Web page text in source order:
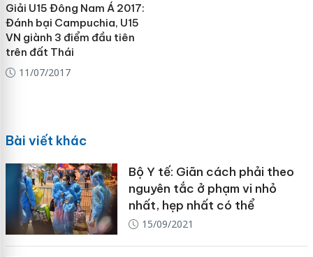
Giải U15 Đông Nam Á 2017:
Đánh bại Campuchia, U15
VN giành 3 điểm đầu tiên
trên đất Thái
11/07/2017
Bài viết khác
Bộ Y tế: Giãn cách phải theo
nguyên tắc ở phạm vi nhỏ
nhất, hẹp nhất có thể
15/09/2021